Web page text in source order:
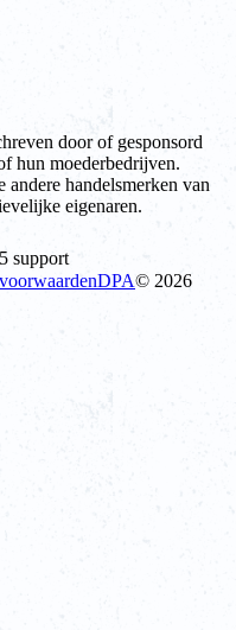
door of gesponsord
hun moederbedrijven.
handelsmerken van
eigenaren.
support
DPA© 2026